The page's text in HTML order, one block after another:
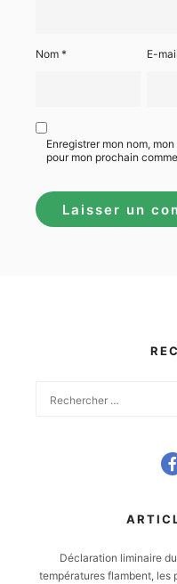
Nom * E-
Enregistrer mon nom,
pour mon prochain
Déclaration liminaire
températures flambent, les